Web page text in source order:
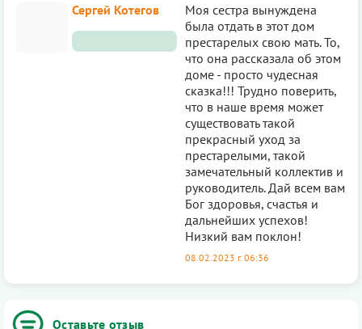
Оставьте отзыв
Сергей Котегов
Моя сестра вынуждена
была отдать в этот дом
престарелых свою мать. То,
что она рассказала об этом
доме - просто чудесная
сказка!!! Трудно поверить,
что в наше время может
существовать такой
прекрасный уход за
престарелыми, такой
замечательный коллектив и
руководитель. Дай всем вам
Бог здоровья, счастья и
дальнейших успехов!
Низкий вам поклон!
08.02.2023 г. 06:36